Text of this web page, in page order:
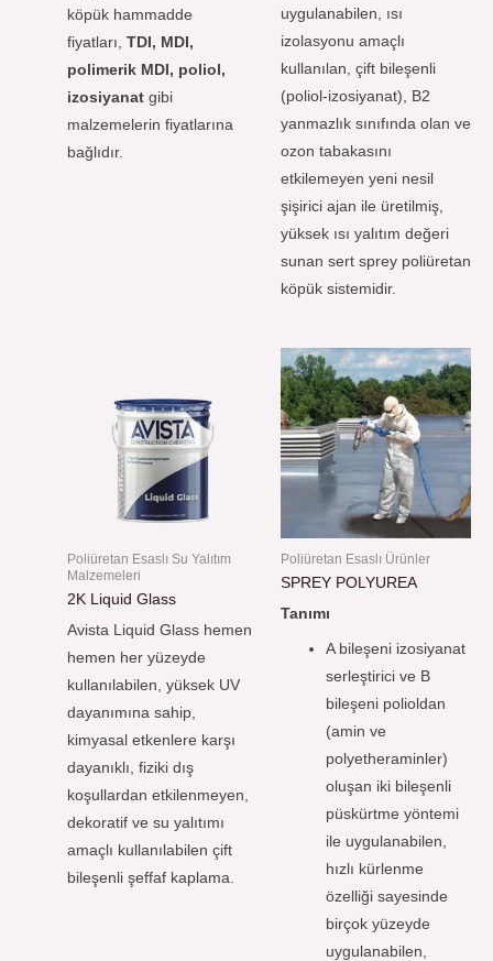
köpük hammadde
fiyatları,TDI, MDI,
polimerik MDI, poliol,
izosiyanat gibi
malzemelerin fiyatlarına
bağlıdır.
uygulanabilen, ısı
izolasyonu amaçlı
kullanılan, çift bileşenli
(poliol-izosiyanat), B2
yanmazlık sınıfında olan ve
ozon tabakasını
etkilemeyen yeni nesil
şişirici ajan ile üretilmiş,
yüksek ısı yalıtım değeri
sunan sert sprey poliüretan
köpük sistemidir.
Poliüretan Esaslı Su Yalıtım
Malzemeleri
2K Liquid Glass
Avista Liquid Glass hemen
hemen her yüzeyde
kullanılabilen, yüksek UV
dayanımına sahip,
kimyasal etkenlere karşı
dayanıklı, fiziki dış
koşullardan etkilenmeyen,
dekoratif ve su yalıtımı
amaçlı kullanılabilen çift
bileşenli şeffaf kaplama.
Poliüretan Esaslı Ürünler
SPREY POLYUREA
Tanımı
A bileşeni izosiyanat
serleştirici ve B
bileşeni polioldan
(amin ve
polyetheraminler)
oluşan iki bileşenli
püskürtme yöntemi
ile uygulanabilen,
hızlı kürlenme
özelliği sayesinde
birçok yüzeyde
uygulanabilen,